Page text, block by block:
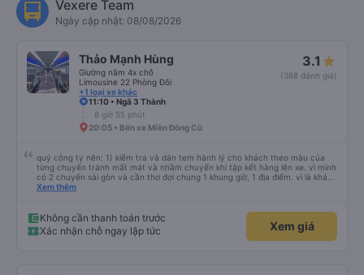
Vexere Team
Ngày cập nhật: 08/08/2026
Thảo Mạnh Hùng
Giường nằm 4x chỗ
Limousine 22 Phòng Đôi
+1 loại xe khác
3.1
(368 đánh giá)
11:10 • Ngã 3 Thành
8 giờ 55 phút
20:05 • Bến xe Miền Đông Cũ
quý công ty nên: 1) kiểm tra và dán tem hành lý cho khách theo màu của
từng chuyến tránh mất mát và nhầm chuyến khi tập kết hàng lên xe. vì mình
có 2 chuyến sài gòn và cần thơ đợi chung 1 khung giờ, 1 địa điểm. vì là khách
thân thiết của quý công ty nên rất hài lòng và tin tưởng. tuy nhiên rất mong
thì chắc chắn quy công ty là nhà xe được yêu thích và lựa chọn số 1 quy
nhơn. rất cảm ơn quý anh chị em cty cũng như chị Thảo đã lắng nghe và
tiếp nhận. " khách hàng thân thiết nhiều năm của nhà xe từ thời sinh viên"
Xem thêm
Không cần thanh toán trước
Xác nhận chỗ ngay lập tức
Xem giá